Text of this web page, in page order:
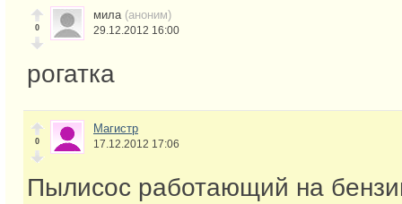
0
мила (аноним)
29.12.2012 16:00
рогатка
0
Магистр
17.12.2012 17:06
Пылисос работающий на